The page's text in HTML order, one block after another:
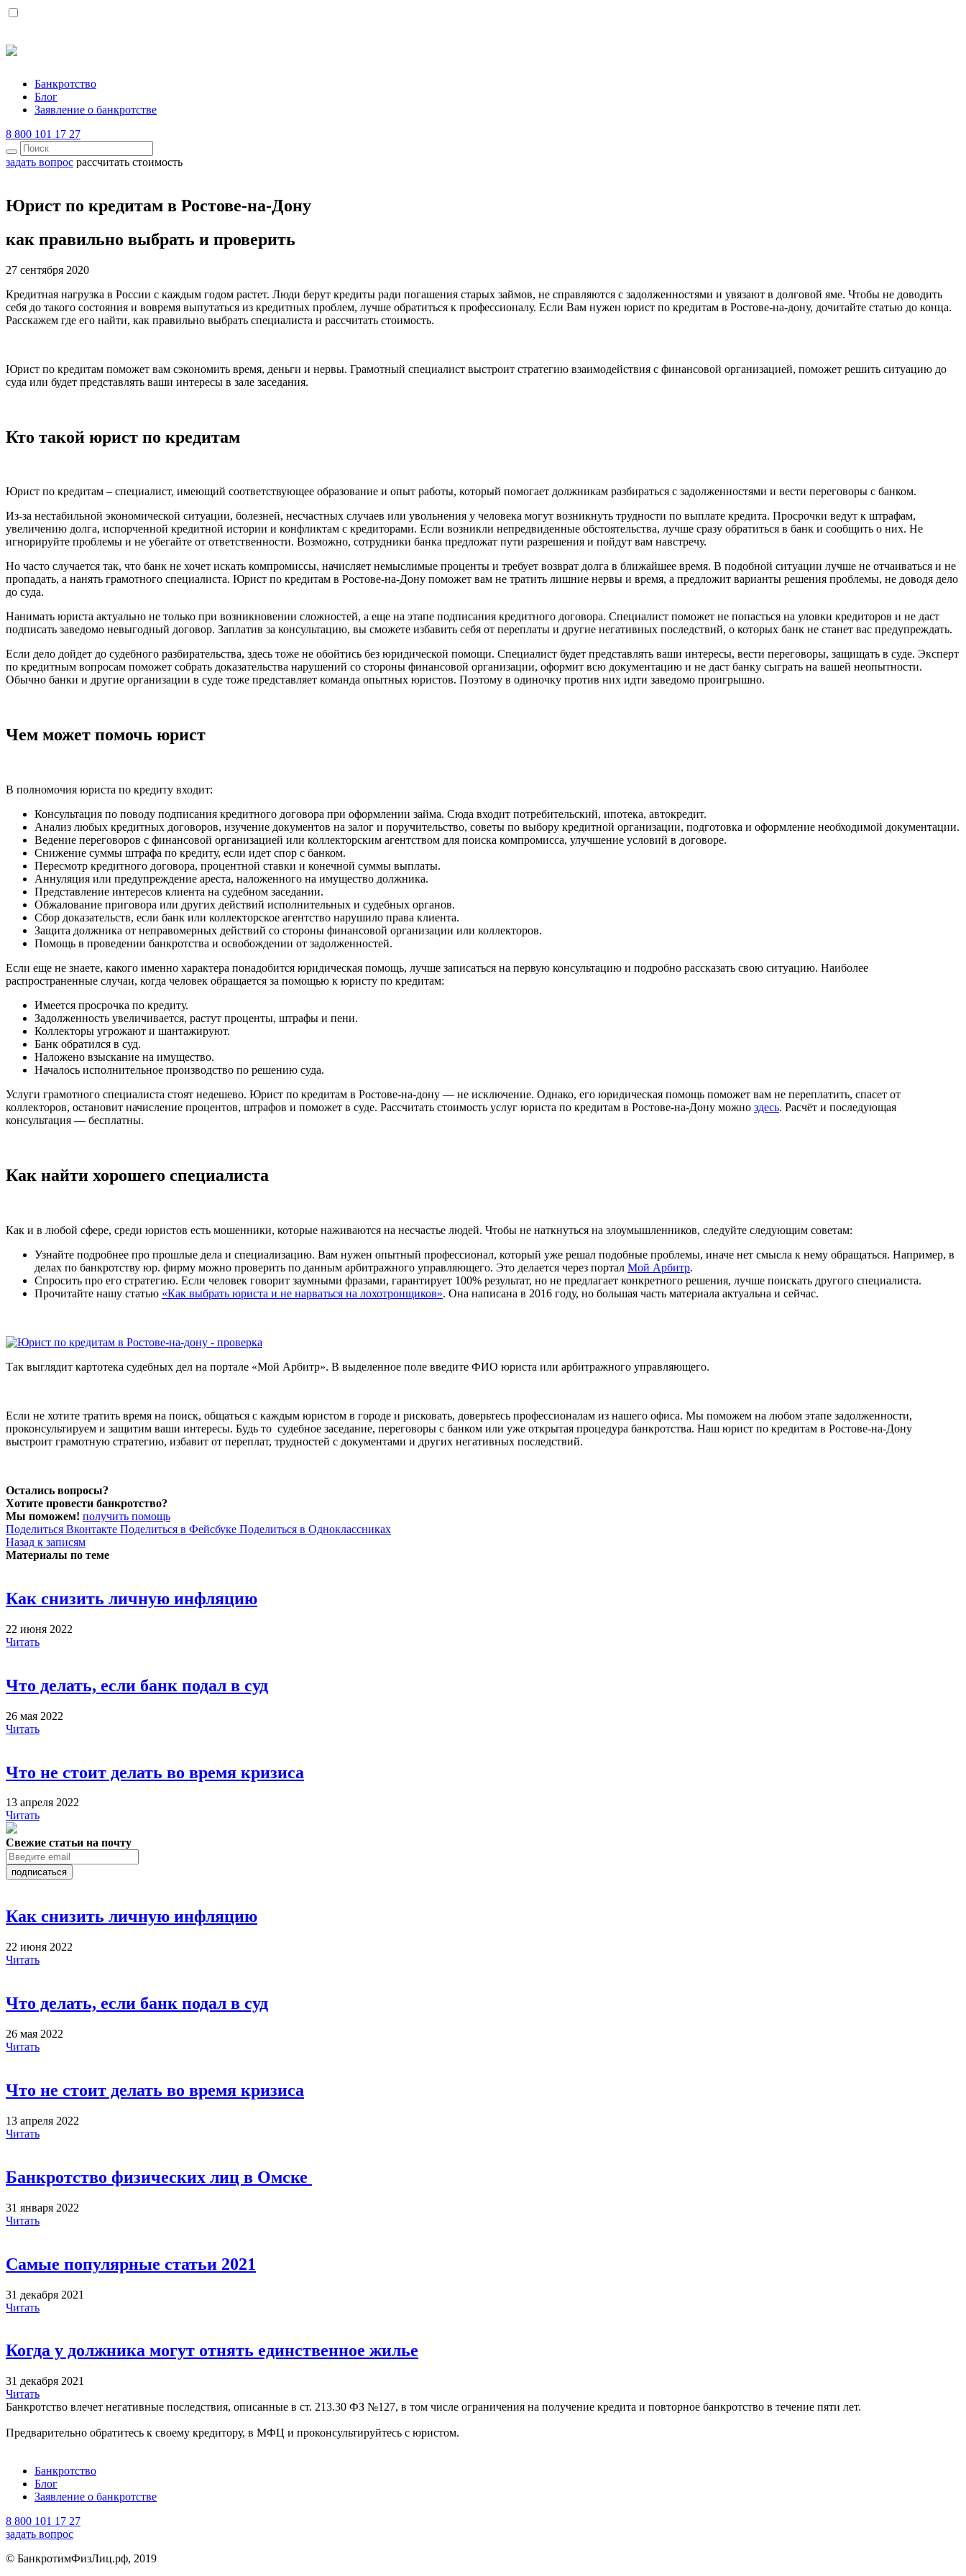
Банкротство
Блог
Заявление о банкротстве
8 800 101 17 27
задать вопрос рассчитать стоимость
Юрист по кредитам в Ростове-на-Дону
как правильно выбрать и проверить
27 сентября 2020
Кредитная нагрузка в России с каждым годом растет. Люди берут кредиты ради погашения старых займов, не справляются с задолженностями и увязают в долговой яме. Чтобы не доводить
себя до такого состояния и вовремя выпутаться из кредитных проблем, лучше обратиться к профессионалу. Если Вам нужен юрист по кредитам в Ростове-на-дону, дочитайте статью до конца.
Расскажем где его найти, как правильно выбрать специалиста и рассчитать стоимость.
Юрист по кредитам поможет вам сэкономить время, деньги и нервы. Грамотный специалист выстроит стратегию взаимодействия с финансовой организацией, поможет решить ситуацию до
суда или будет представлять ваши интересы в зале заседания.
Кто такой юрист по кредитам
Юрист по кредитам – специалист, имеющий соответствующее образование и опыт работы, который помогает должникам разбираться с задолженностями и вести переговоры с банком.
Из-за нестабильной экономической ситуации, болезней, несчастных случаев или увольнения у человека могут возникнуть трудности по выплате кредита. Просрочки ведут к штрафам,
увеличению долга, испорченной кредитной истории и конфликтам с кредиторами. Если возникли непредвиденные обстоятельства, лучше сразу обратиться в банк и сообщить о них. Не
игнорируйте проблемы и не убегайте от ответственности. Возможно, сотрудники банка предложат пути разрешения и пойдут вам навстречу.
Но часто случается так, что банк не хочет искать компромиссы, начисляет немыслимые проценты и требует возврат долга в ближайшее время. В подобной ситуации лучше не отчаиваться и не
пропадать, а нанять грамотного специалиста. Юрист по кредитам в Ростове-на-Дону поможет вам не тратить лишние нервы и время, а предложит варианты решения проблемы, не доводя дело
до суда.
Нанимать юриста актуально не только при возникновении сложностей, а еще на этапе подписания кредитного договора. Специалист поможет не попасться на уловки кредиторов и не даст
подписать заведомо невыгодный договор. Заплатив за консультацию, вы сможете избавить себя от переплаты и другие негативных последствий, о которых банк не станет вас предупреждать.
Если дело дойдет до судебного разбирательства, здесь тоже не обойтись без юридической помощи. Специалист будет представлять ваши интересы, вести переговоры, защищать в суде. Эксперт
по кредитным вопросам поможет собрать доказательства нарушений со стороны финансовой организации, оформит всю документацию и не даст банку сыграть на вашей неопытности.
Обычно банки и другие организации в суде тоже представляет команда опытных юристов. Поэтому в одиночку против них идти заведомо проигрышно.
Чем может помочь юрист
В полномочия юриста по кредиту входит:
Консультация по поводу подписания кредитного договора при оформлении займа. Сюда входит потребительский, ипотека, автокредит.
Анализ любых кредитных договоров, изучение документов на залог и поручительство, советы по выбору кредитной организации, подготовка и оформление необходимой документации.
Ведение переговоров с финансовой организацией или коллекторским агентством для поиска компромисса, улучшение условий в договоре.
Снижение суммы штрафа по кредиту, если идет спор с банком.
Пересмотр кредитного договора, процентной ставки и конечной суммы выплаты.
Аннуляция или предупреждение ареста, наложенного на имущество должника.
Представление интересов клиента на судебном заседании.
Обжалование приговора или других действий исполнительных и судебных органов.
Сбор доказательств, если банк или коллекторское агентство нарушило права клиента.
Защита должника от неправомерных действий со стороны финансовой организации или коллекторов.
Помощь в проведении банкротства и освобождении от задолженностей.
Если еще не знаете, какого именно характера понадобится юридическая помощь, лучше записаться на первую консультацию и подробно рассказать свою ситуацию. Наиболее
распространенные случаи, когда человек обращается за помощью к юристу по кредитам:
Имеется просрочка по кредиту.
Задолженность увеличивается, растут проценты, штрафы и пени.
Коллекторы угрожают и шантажируют.
Банк обратился в суд.
Наложено взыскание на имущество.
Началось исполнительное производство по решению суда.
Услуги грамотного специалиста стоят недешево. Юрист по кредитам в Ростове-на-дону — не исключение. Однако, его юридическая помощь поможет вам не переплатить, спасет от
коллекторов, остановит начисление процентов, штрафов и поможет в суде. Рассчитать стоимость услуг юриста по кредитам в Ростове-на-Дону можно здесь. Расчёт и последующая
консультация — бесплатны.
Как найти хорошего специалиста
Как и в любой сфере, среди юристов есть мошенники, которые наживаются на несчастье людей. Чтобы не наткнуться на злоумышленников, следуйте следующим советам:
Узнайте подробнее про прошлые дела и специализацию. Вам нужен опытный профессионал, который уже решал подобные проблемы, иначе нет смысла к нему обращаться. Например, в
делах по банкротству юр. фирму можно проверить по данным арбитражного управляющего. Это делается через портал Мой Арбитр.
Спросить про его стратегию. Если человек говорит заумными фразами, гарантирует 100% результат, но не предлагает конкретного решения, лучше поискать другого специалиста.
Прочитайте нашу статью «Как выбрать юриста и не нарваться на лохотронщиков». Она написана в 2016 году, но большая часть материала актуальна и сейчас.
Так выглядит картотека судебных дел на портале «Мой Арбитр». В выделенное поле введите ФИО юриста или арбитражного управляющего.
Если не хотите тратить время на поиск, общаться с каждым юристом в городе и рисковать, доверьтесь профессионалам из нашего офиса. Мы поможем на любом этапе задолженности,
проконсультируем и защитим ваши интересы. Будь то судебное заседание, переговоры с банком или уже открытая процедура банкротства. Наш юрист по кредитам в Ростове-на-Дону
выстроит грамотную стратегию, избавит от переплат, трудностей с документами и других негативных последствий.
Остались вопросы?
Хотите провести банкротство?
Мы поможем! получить помощь
Поделиться Вконтакте Поделиться в Фейсбуке Поделиться в Одноклассниках
Назад к записям
Материалы по теме
Как снизить личную инфляцию
22 июня 2022
Читать
Что делать, если банк подал в суд
26 мая 2022
Читать
Что не стоит делать во время кризиса
13 апреля 2022
Читать
Свежие статьи на почту
подписаться
Как снизить личную инфляцию
22 июня 2022
Читать
Что делать, если банк подал в суд
26 мая 2022
Читать
Что не стоит делать во время кризиса
13 апреля 2022
Читать
Банкротство физических лиц в Омске
31 января 2022
Читать
Самые популярные статьи 2021
31 декабря 2021
Читать
Когда у должника могут отнять единственное жилье
31 декабря 2021
Читать
Банкротство влечет негативные последствия, описанные в ст. 213.30 ФЗ №127, в том числе ограничения на получение кредита и повторное банкротство в течение пяти лет.
Предварительно обратитесь к своему кредитору, в МФЦ и проконсультируйтесь с юристом.
Банкротство
Блог
Заявление о банкротстве
8 800 101 17 27
задать вопрос
© БанкротимФизЛиц.рф, 2019